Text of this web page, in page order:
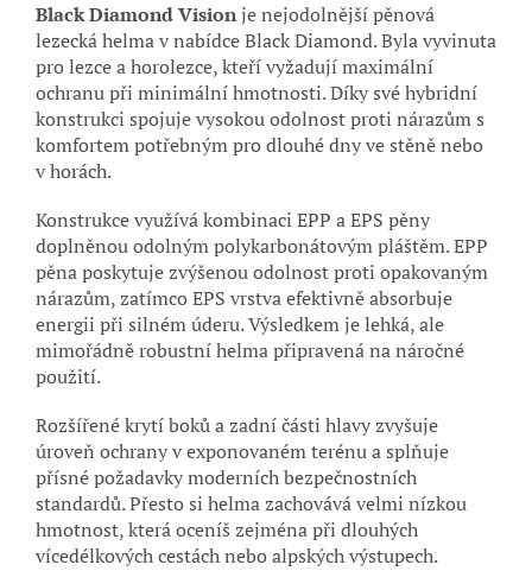
Black Diamond Visionje nejodolnější pěnová
lezecká helma v nabídce Black Diamond. Byla vyvinuta
pro lezce a horolezce, kteří vyžadují maximální
ochranu při minimální hmotnosti. Díky své hybridní
konstrukci spojuje vysokou odolnost proti nárazům s
komfortem potřebným pro dlouhé dny ve stěně nebo
v horách.
Konstrukce využívá kombinaci EPP a EPS pěny
doplněnou odolným polykarbonátovým pláštěm. EPP
pěna poskytuje zvýšenou odolnost proti opakovaným
nárazům, zatímco EPS vrstva efektivně absorbuje
energii při silném úderu. Výsledkem je lehká, ale
mimořádně robustní helma připravená na náročné
použití.
Rozšířené krytí boků a zadní části hlavy zvyšuje
úroveň ochrany v exponovaném terénu a splňuje
přísné požadavky moderních bezpečnostních
standardů. Přesto si helma zachovává velmi nízkou
hmotnost, která oceníš zejména při dlouhých
vícedélkových cestách nebo alpských výstupech.